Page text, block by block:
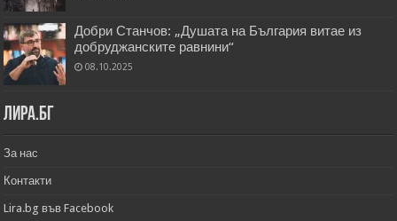
Добри Станчов: „Душата на България витае из
добруджанските равнини“
08.10.2025
Лира.бг
За нас
Контакти
Lira.bg във Facebook